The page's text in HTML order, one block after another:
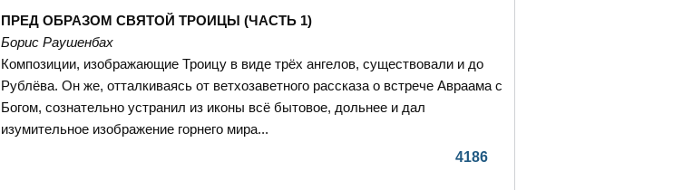
ПРЕД ОБРАЗОМ СВЯТОЙ ТРОИЦЫ (ЧАСТЬ 1)
Борис Раушенбах
Композиции, изображающие Троицу в виде трёх ангелов, существовали и до
Рублёва. Он же, отталкиваясь от ветхозаветного рассказа о встрече Авраама с
Богом, сознательно устранил из иконы всё бытовое, дольнее и дал
изумительное изображение горнего мира...
4186